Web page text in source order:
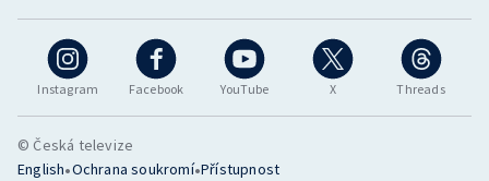
Instagram Facebook YouTube X Threads
© Česká televize
English•Ochrana soukromí•Přístupnost